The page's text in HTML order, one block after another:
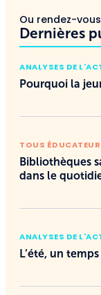
Ou rendez-
Dernières
ANALYSES DE
Pourquoi la
TOUS
Bibliothèques
dans le
ANALYSES DE
L’été, un